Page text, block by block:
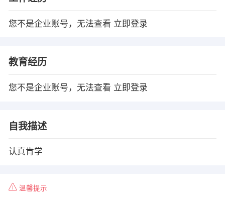
您不是企业账号，无法查看 立即登录
教育经历
您不是企业账号，无法查看 立即登录
自我描述
认真肯学
温馨提示